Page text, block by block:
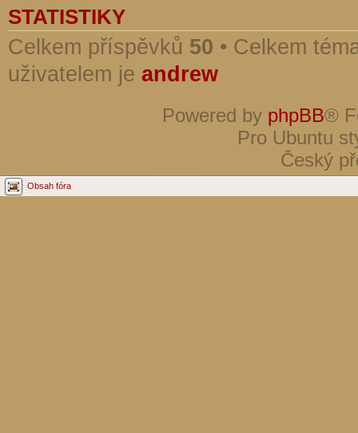
STATISTIKY
Celkem příspěvků 50 • Celkem
uživatelem je andrew
Powered by phpBB®
Pro Ubuntu
Český
Obsah fóra